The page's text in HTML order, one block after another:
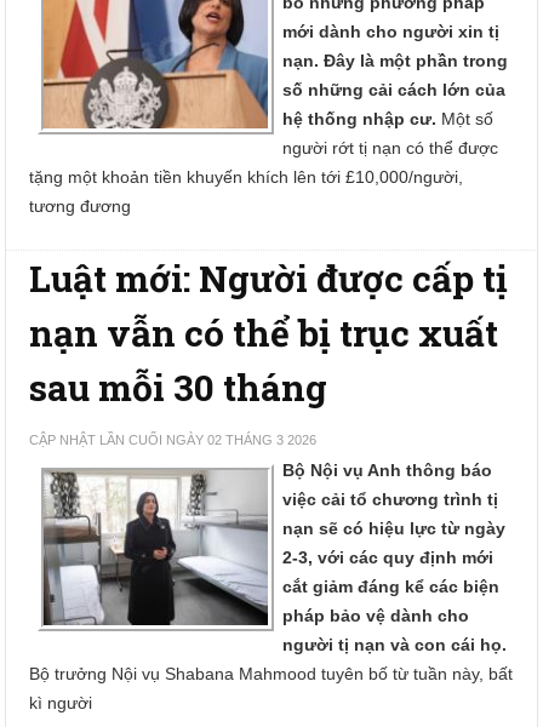
mới dành cho người xin tị
nạn. Đây là một phần trong
số những cải cách lớn của
hệ thống nhập cư. Một số
người rớt tị nạn có thể được
tặng một khoản tiền khuyến khích lên tới £10,000/người,
tương đương
Luật mới: Người được cấp tị
nạn vẫn có thể bị trục xuất
sau mỗi 30 tháng
CẬP NHẬT LẦN CUỐI NGÀY 02 THÁNG 3 2026
Bộ Nội vụ Anh thông báo
việc cải tổ chương trình tị
nạn sẽ có hiệu lực từ ngày
2-3, với các quy định mới
cắt giảm đáng kể các biện
pháp bảo vệ dành cho
người tị nạn và con cái họ.
Bộ trưởng Nội vụ Shabana Mahmood tuyên bố từ tuần này, bất
kì người